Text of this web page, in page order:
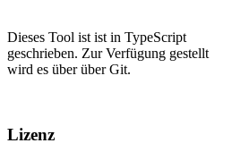
​Dieses Tool ist ist in TypeScript
geschrieben. Zur Verfügung gestellt
wird es über über Git​.
Lizenz​